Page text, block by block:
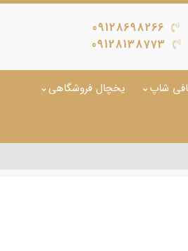
09128698266
09128138773
شاپ یخچال فروشگاهی